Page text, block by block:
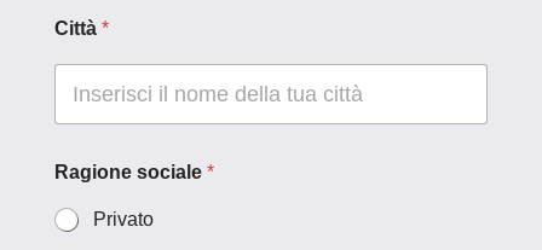
Città *
Ragione sociale *
Privato